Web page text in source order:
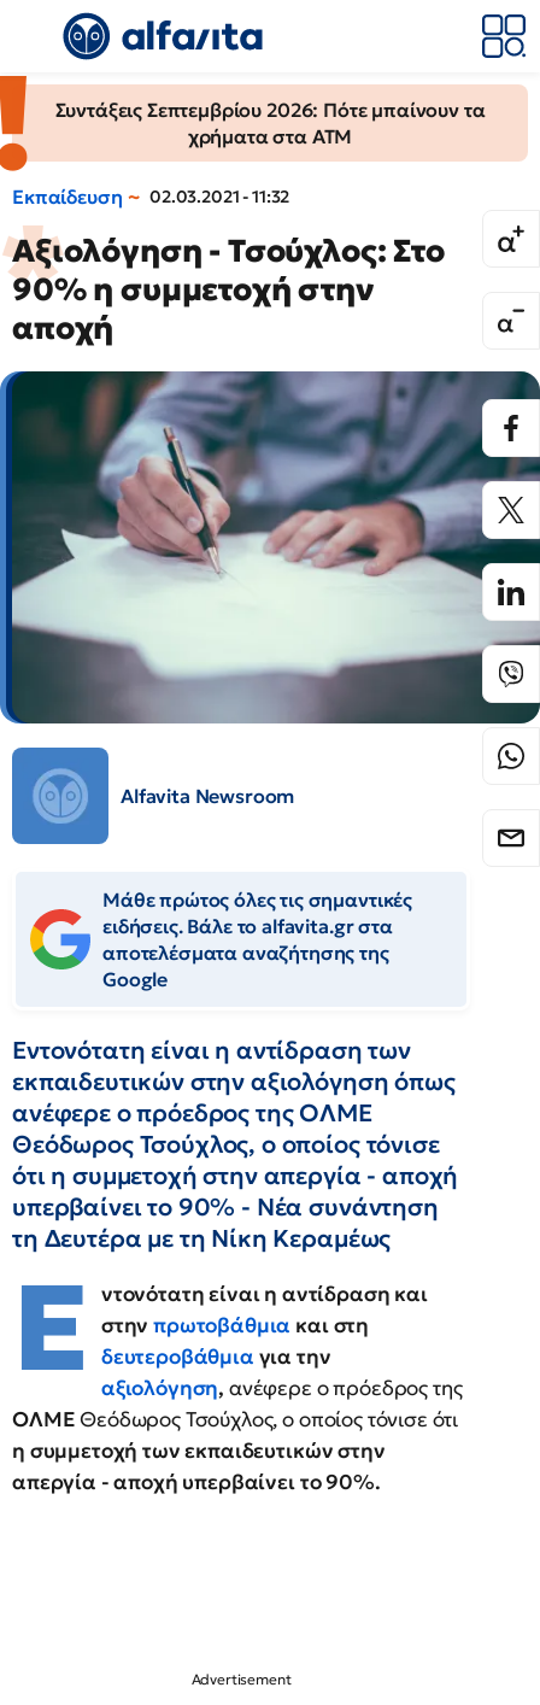
Συντάξεις Σεπτεμβρίου 2026: Πότε μπαίνουν τα
χρήματα στα ΑΤΜ
Εκπαίδευση 02.03.2021 - 11:32
Αξιολόγηση - Τσούχλος: Στο
90% η συμμετοχή στην
αποχή
Alfavita Newsroom
Μάθε πρώτος όλες τις σημαντικές
ειδήσεις. Βάλε το alfavita.gr στα
αποτελέσματα αναζήτησης της
Google
Εντονότατη είναι η αντίδραση των
εκπαιδευτικών στην αξιολόγηση όπως
ανέφερε ο πρόεδρος της ΟΛΜΕ
Θεόδωρος Τσούχλος, ο οποίος τόνισε
ότι η συμμετοχή στην απεργία - αποχή
υπερβαίνει το 90% - Νέα συνάντηση
τη Δευτέρα με τη Νίκη Κεραμέως
Ε
ντονότατη είναι η αντίδραση και
στηνπρωτοβάθμια και στη
δευτεροβάθμια για την
αξιολόγηση, ανέφερε ο πρόεδρος της
ΟΛΜΕ Θεόδωρος Τσούχλος, ο οποίος τόνισε ότι
η συμμετοχή των εκπαιδευτικών στην
απεργία - αποχή υπερβαίνει το 90%.